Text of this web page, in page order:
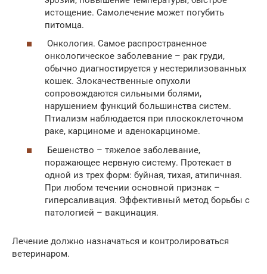
истощение. Самолечение может погубить
питомца.
Онкология. Самое распространенное
онкологическое заболевание – рак груди,
обычно диагностируется у нестерилизованных
кошек. Злокачественные опухоли
сопровождаются сильными болями,
нарушением функций большинства систем.
Птиализм наблюдается при плоскоклеточном
раке, карциноме и аденокарциноме.
Бешенство – тяжелое заболевание,
поражающее нервную систему. Протекает в
одной из трех форм: буйная, тихая, атипичная.
При любом течении основной признак –
гиперсаливация. Эффективный метод борьбы с
патологией – вакцинация.
Лечение должно назначаться и контролироваться
ветеринаром.